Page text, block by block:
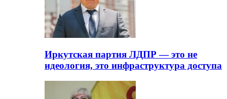
Иркутская партия ЛДПР — это не
идеология, это инфраструктура доступа